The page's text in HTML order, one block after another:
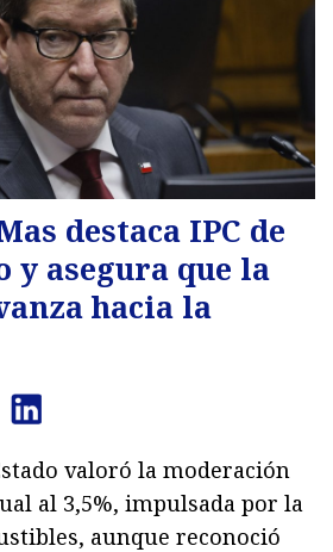
destaca IPC de
y asegura que la
hacia la
valoró la moderación
al 3,5%, impulsada por la
aunque reconoció